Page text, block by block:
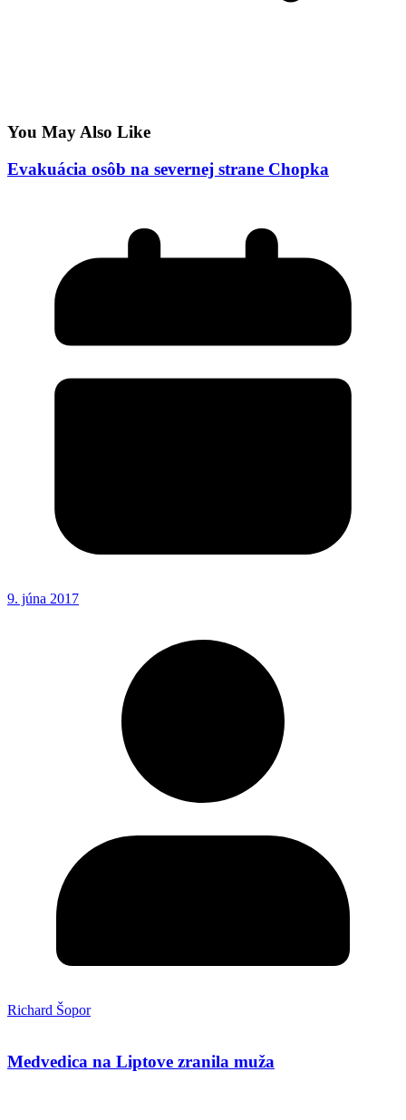
You May Also Like
Evakuácia osôb na severnej strane Chopka
9. júna 2017
Richard Šopor
Medvedica na Liptove zranila muža